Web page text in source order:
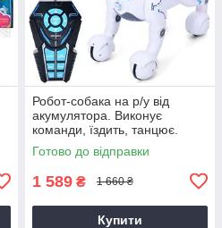
Робот-собака на р/у від
акумулятора. Виконує
команди, їздить, танцює.
А001
Готово до відправки
1 589 ₴ 1 660 ₴
Купити